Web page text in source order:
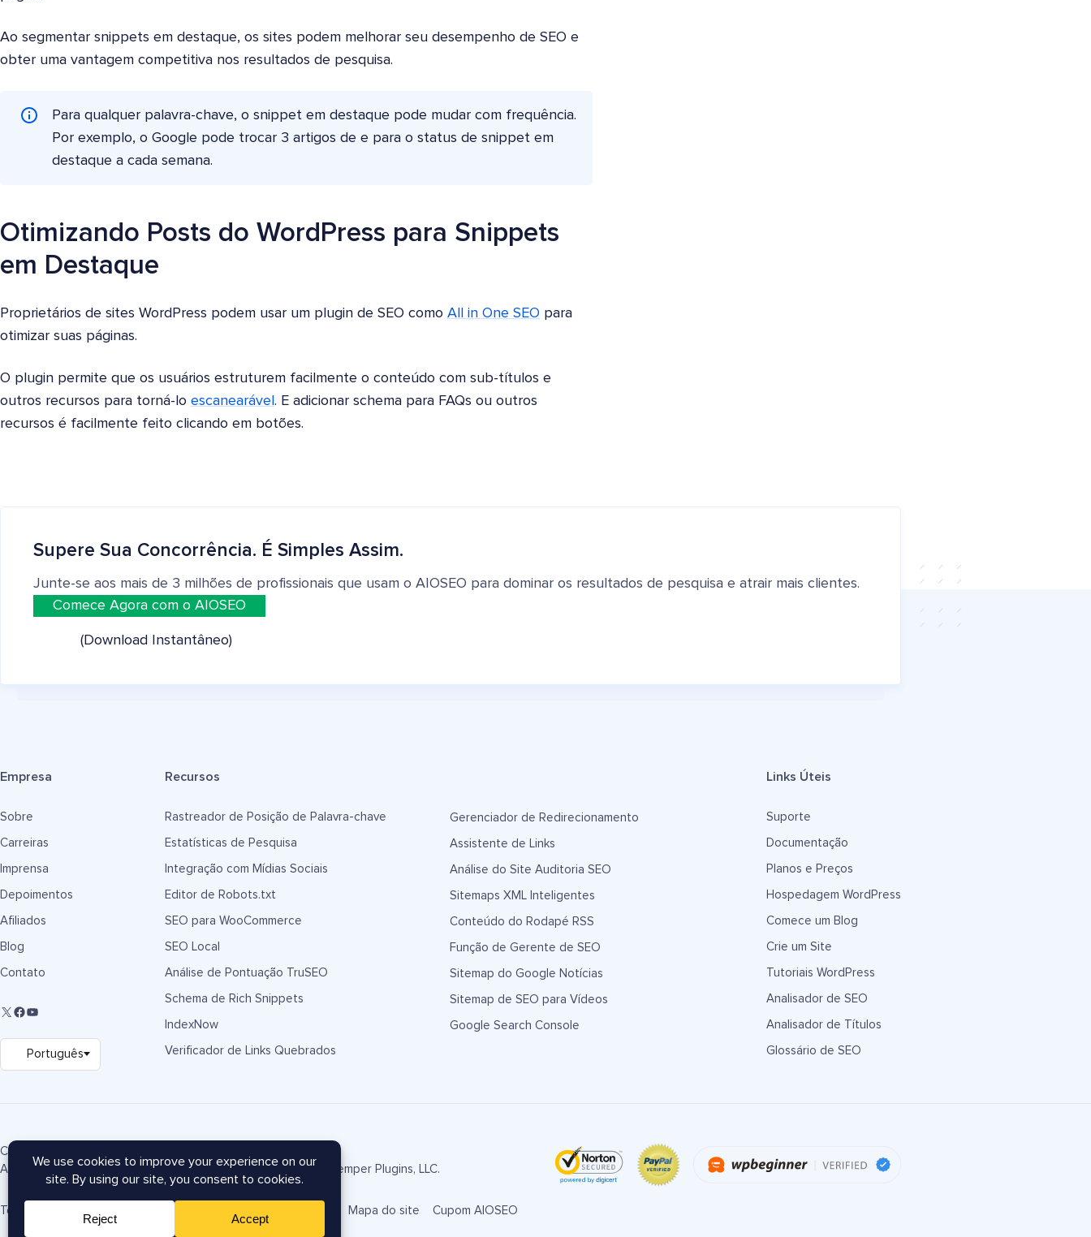
Ao segmentar snippets em destaque, os sites podem melhorar seu desempenho de SEO e
obter uma vantagem competitiva nos resultados de pesquisa.
Para qualquer palavra-chave, o snippet em destaque pode mudar com frequência.
Por exemplo, o Google pode trocar 3 artigos de e para o status de snippet em
destaque a cada semana.
Otimizando Posts do WordPress para Snippets
em Destaque
Proprietários de sites WordPress podem usar um plugin de SEO como All in One SEO para
otimizar suas páginas.
O plugin permite que os usuários estruturem facilmente o conteúdo com sub-títulos e
outros recursos para torná-lo escanearável . E adicionar schema para FAQs ou outros
recursos é facilmente feito clicando em botões.
Supere Sua Concorrência. É Simples Assim.
Junte-se aos mais de 3 milhões de profissionais que usam o AIOSEO para dominar os resultados de pesquisa e atrair mais clientes.
Comece Agora com o AIOSEO
(Download Instantâneo)
Empresa
Sobre
Carreiras
Imprensa
Depoimentos
Afiliados
Blog
Contato
Recursos
Rastreador de Posição de Palavra-chave
Estatísticas de Pesquisa
Integração com Mídias Sociais
Editor de Robots.txt
SEO para WooCommerce
SEO Local
Análise de Pontuação TruSEO
Schema de Rich Snippets
IndexNow
Verificador de Links Quebrados
Gerenciador de Redirecionamento
Assistente de Links
Análise do Site Auditoria SEO
Sitemaps XML Inteligentes
Conteúdo do Rodapé RSS
Função de Gerente de SEO
Sitemap do Google Notícias
Sitemap de SEO para Vídeos
Google Search Console
Links Úteis
Suporte
Documentação
Planos e Preços
Hospedagem WordPress
Comece um Blog
Crie um Site
Tutoriais WordPress
Analisador de SEO
Analisador de Títulos
Glossário de SEO
Copyright © 2007-2026 Semper Plugins, LLC.
AIOSEO® e All in One SEO Pack® são marcas registradas da Semper Plugins, LLC.
Termos de Serviço Mapa do site Cupom AIOSEO